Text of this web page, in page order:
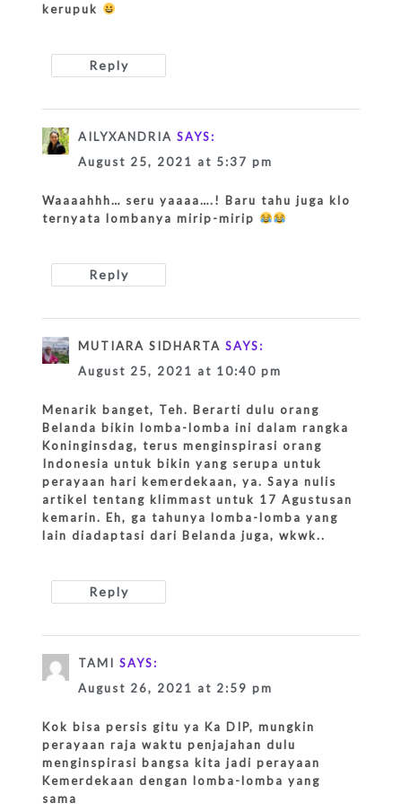
kerupuk
Reply
AILYXANDRIA SAYS:
August 25, 2021 at 5:37 pm
Waaaahhh… seru yaaaa….! Baru tahu juga klo
ternyata lombanya mirip-mirip
Reply
MUTIARA SIDHARTA SAYS:
August 25, 2021 at 10:40 pm
Menarik banget, Teh. Berarti dulu orang
Belanda bikin lomba-lomba ini dalam rangka
Koninginsdag, terus menginspirasi orang
Indonesia untuk bikin yang serupa untuk
perayaan hari kemerdekaan, ya. Saya nulis
artikel tentang klimmast untuk 17 Agustusan
kemarin. Eh, ga tahunya lomba-lomba yang
lain diadaptasi dari Belanda juga, wkwk..
Reply
TAMI SAYS:
August 26, 2021 at 2:59 pm
Kok bisa persis gitu ya Ka DIP, mungkin
perayaan raja waktu penjajahan dulu
menginspirasi bangsa kita jadi perayaan
Kemerdekaan dengan lomba-lomba yang
sama